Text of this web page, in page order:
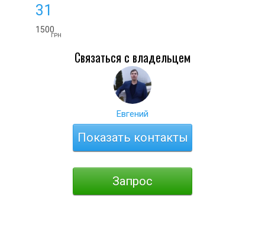
31
1500
ГРН
Связаться с владельцем
Евгений
Показать контакты
Запрос